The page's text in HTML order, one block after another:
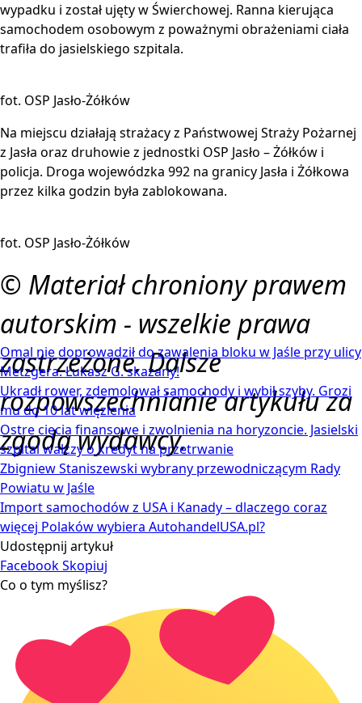
wypadku i został ujęty w Świerchowej. Ranna kierująca
samochodem osobowym z poważnymi obrażeniami ciała
trafiła do jasielskiego szpitala.
fot. OSP Jasło-Żółków
Na miejscu działają strażacy z Państwowej Straży Pożarnej
z Jasła oraz druhowie z jednostki OSP Jasło – Żółków i
policja. Droga wojewódzka 992 na granicy Jasła i Żółkowa
przez kilka godzin była zablokowana.
fot. OSP Jasło-Żółków
© Materiał chroniony prawem
autorskim - wszelkie prawa
zastrzeżone. Dalsze
rozpowszechnianie artykułu za
zgodą wydawcy.
Omal nie doprowadził do zawalenia bloku w Jaśle przy ulicy
Metzgera. Łukasz G. skazany!
Ukradł rower, zdemolował samochody i wybił szyby. Grozi
mu do 10 lat więzienia
Ostre cięcia finansowe i zwolnienia na horyzoncie. Jasielski
szpital walczy o kredyt na przetrwanie
Zbigniew Staniszewski wybrany przewodniczącym Rady
Powiatu w Jaśle
Import samochodów z USA i Kanady – dlaczego coraz
więcej Polaków wybiera AutohandelUSA.pl?
Udostępnij artykuł
FacebookSkopiuj
Co o tym myślisz?